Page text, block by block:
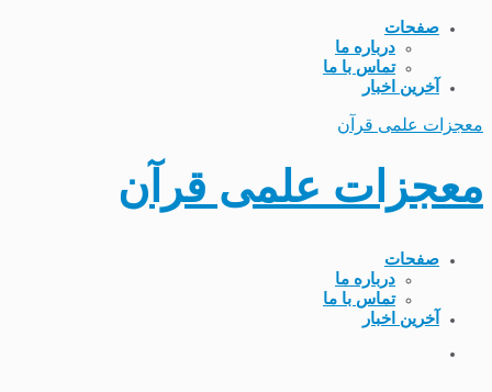
صفحات
درباره ما
تماس با ما
آخرین اخبار
معجزات علمی قرآن
معجزات علمی قرآن
صفحات
درباره ما
تماس با ما
آخرین اخبار